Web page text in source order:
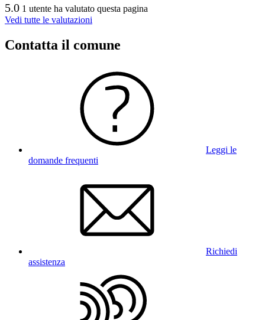
5.0 1 utente ha valutato questa pagina
Vedi tutte le valutazioni
Contatta il comune
Leggi le
domande frequenti
Richiedi
assistenza